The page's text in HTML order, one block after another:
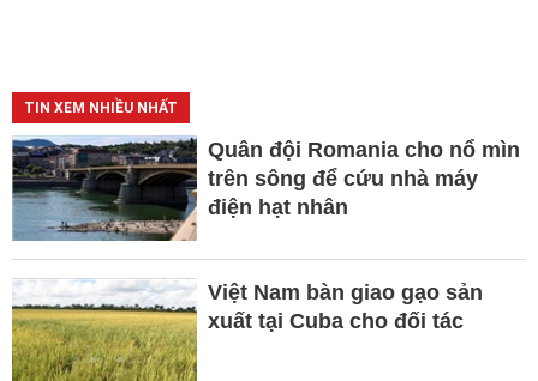
TIN XEM NHIỀU NHẤT
Quân đội Romania cho nổ mìn
trên sông để cứu nhà máy
điện hạt nhân
Việt Nam bàn giao gạo sản
xuất tại Cuba cho đối tác